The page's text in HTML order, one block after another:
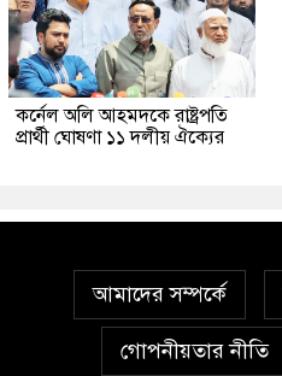
কর্নেল অলি আহমদকে রাষ্ট্রপতি
প্রার্থী ঘোষণা ১১ দলীয় ঐক্যের
আমাদের সম্পর্কে
গোপনীয়তার নীতি